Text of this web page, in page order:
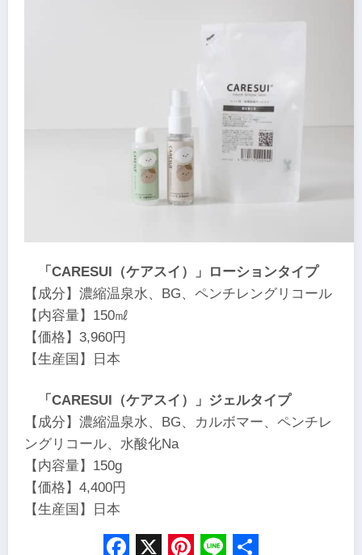
「CARESUI（ケアスイ）」ローションタイプ
【成分】濃縮温泉水、BG、ペンチレングリコール
【内容量】150㎖
【価格】3,960円
【生産国】日本
「CARESUI（ケアスイ）」ジェルタイプ
【成分】濃縮温泉水、BG、カルボマー、ペンチレ
ングリコール、水酸化Na
【内容量】150g
【価格】4,400円
【生産国】日本